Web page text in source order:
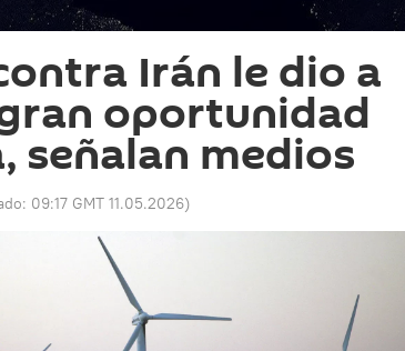
Irán le dio a
oportunidad
señalan medios
09:17 GMT 11.05.2026)